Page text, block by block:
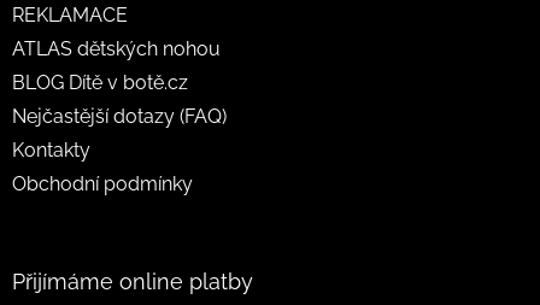
REKLAMACE
ATLAS dětských nohou
BLOG Dítě v botě.cz
Nejčastější dotazy (FAQ)
Kontakty
Obchodní podmínky
Přijímáme online platby